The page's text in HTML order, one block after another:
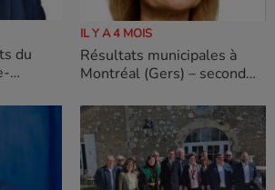
IL Y A 4 MOIS
Résultats municipales à
Montréal (Gers) – second
DESPAX